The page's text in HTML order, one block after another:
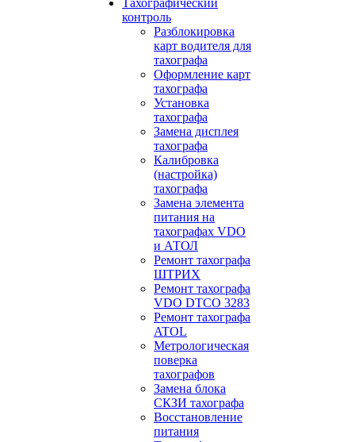
Тахографический
контроль
Разблокировка
карт водителя для
тахографа
Оформление карт
тахографа
Установка
тахографа
Замена дисплея
тахографа
Калибровка
(настройка)
тахографа
Замена элемента
питания на
тахографах VDO
и АТОЛ
Ремонт тахографа
ШТРИХ
Ремонт тахографа
VDO DTCO 3283
Ремонт тахографа
ATOL
Метрологическая
поверка
тахографов
Замена блока
СКЗИ тахографа
Восстановление
питания